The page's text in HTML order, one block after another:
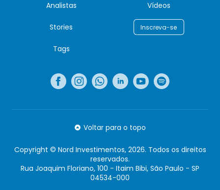
Analistas Vídeos
Stories Inscreva-se
Tags
Voltar para o topo
Copyright © Nord Investimentos, 2026. Todos os direitos
reservados.
Rua Joaquim Floriano, 100 - Itaim Bibi, São Paulo - SP
04534-000